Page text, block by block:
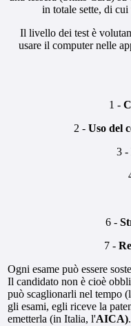
in totale sette, di
Il livello dei test è
usare il computer nelle
1 -
2 - Uso del
3 -
6 -
7 -
Ogni esame può essere
Il candidato non è cioè
può scaglionarli nel tempo
gli esami, egli riceve la
emetterla (in Italia, l'AICA).